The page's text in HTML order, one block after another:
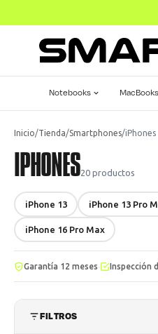
Notebooks MacBooks
Inicio/Tienda/Smartphones/iPhones
IPHONES20 productos
iPhone 13 iPhone 13 Pro
iPhone 16 Pro Max
Garantía 12 meses Inspección
FILTROS